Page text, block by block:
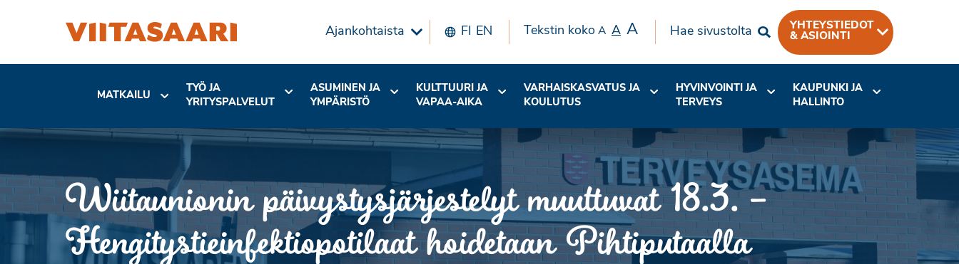
Ajankohtaista FI EN Tekstin koko A A A Hae sivustolta
YHTEYSTIEDOT
& ASIOINTI
MATKAILU
TYÖ JA
YRITYSPALVELUT
ASUMINEN JA
YMPÄRISTÖ
KULTTUURI JA
VAPAA-AIKA
VARHAISKASVATUS JA
KOULUTUS
HYVINVOINTI JA
TERVEYS
KAUPUNKI JA
HALLINTO
Wiitaunionin päivystysjärjestelyt muuttuvat 18.3. –
Hengitystieinfektiopotilaat hoidetaan Pihtiputaalla